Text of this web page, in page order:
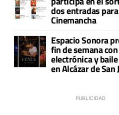
dos entradas para
Cinemancha
Espacio Sonora
fin de semana
electrónica y
en Alcázar de San